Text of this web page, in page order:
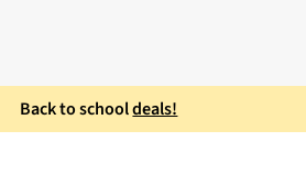
Back to schooldeals!